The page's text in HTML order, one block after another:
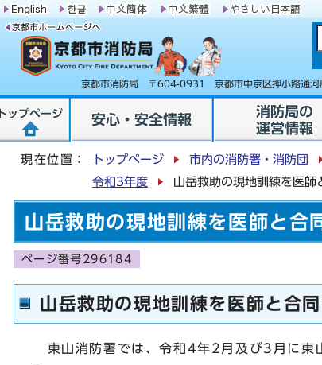
京都市消防局 〒604-0931 京都市中京区押小路通
トップページ 安心・安全情報
消防局の
運営情報
現在位置： トップページ 市内の消防署・消防団
令和3年度
山岳救助の現地訓練を医師
山岳救助の現地訓練を医師と合
ページ番号296184
山岳救助の現地訓練を医師と合同
東山消防署では、令和4年2月及び3月に東